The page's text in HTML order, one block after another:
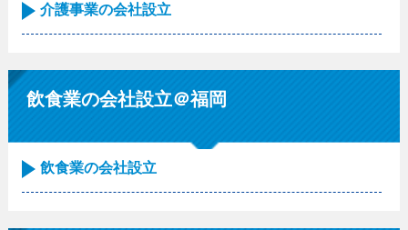
介護事業の会社設立
飲食業の会社設立＠福岡
飲食業の会社設立